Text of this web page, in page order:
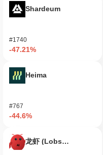
Shardeum
#1740
-47.21%
Heima
#767
-44.6%
龙虾 (Lobster)